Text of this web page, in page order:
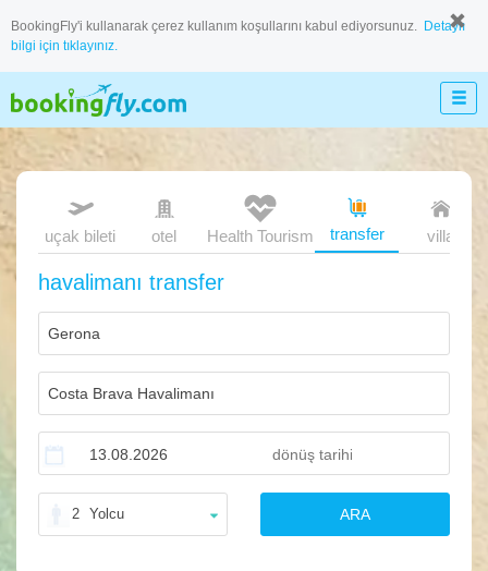
BookingFly'i kullanarak çerez kullanım koşullarını kabul ediyorsunuz. Detaylı
bilgi için tıklayınız.
uçak bileti otel transfer villa
Health Tourism
havalimanı transfer
2 Yolcu ARA